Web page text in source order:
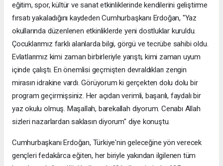
eğitim, spor, kültür ve sanat etkinliklerinde kendilerini geliştirme
fırsatı yakaladığını kaydeden Cumhurbaşkanı Erdoğan, "Yaz
okullarında düzenlenen etkinliklerde yeni dostluklar kuruldu.
Çocuklarımız farklı alanlarda bilgi, görgü ve tecrübe sahibi oldu.
Evlatlarımız kimi zaman birbirleriyle yarıştı, kimi zaman uyum
içinde çalıştı. En önemlisi geçmişten devraldıkları zengin
mirasın idrakine vardı. Görüyorum ki gerçekten dolu dolu bir
program geçirmişsiniz. Her açıdan verimli, başarılı, faydalı bir
yaz okulu olmuş. Maşallah, barekallah diyorum. Cenabı Allah
sizleri nazarlardan saklasın diyorum" diye konuştu.
Cumhurbaşkanı Erdoğan, Türkiye'nin geleceğine yön verecek
gençleri fedakârca eğiten, her biriyle yakından ilgilenen tüm